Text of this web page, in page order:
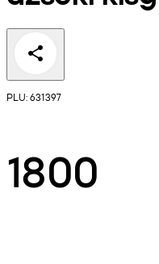
PLU: 631397
1800